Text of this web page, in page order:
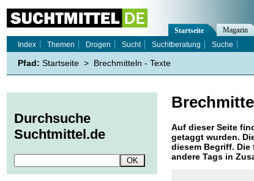
Auf dieser Seite
getaggt wurden.
diesem Begriff. Die
andere Tags in
Startseite Magazin
Index
Themen Drogen Sucht Suchtberatung Suche
Pfad: Startseite > Brechmitteln - Texte
Durchsuche
Suchtmittel.de